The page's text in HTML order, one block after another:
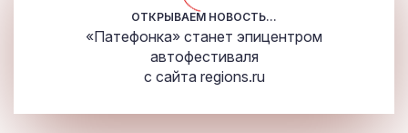
ОТКРЫВАЕМ НОВОСТЬ...
«Патефонка» станет эпицентром
автофестиваля
с сайта regions.ru